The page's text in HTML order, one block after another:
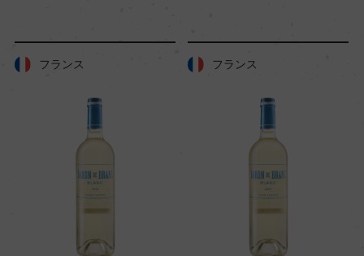
フランス フランス